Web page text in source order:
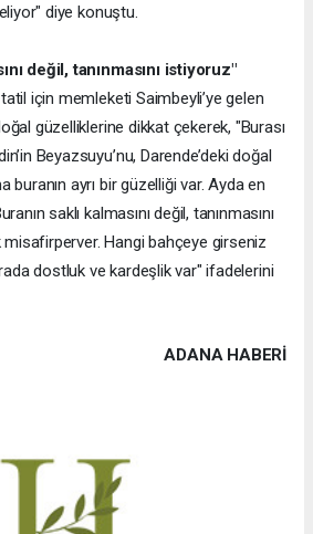
diye konuştu.
değil, tanınmasını istiyoruz"
için memleketi Saimbeyli’ye gelen
güzelliklerine dikkat çekerek, "Burası
Beyazsuyu’nu, Darende’deki doğal
buranın ayrı bir güzelliği var. Ayda en
saklı kalmasını değil, tanınmasını
Hangi bahçeye girseniz
dostluk ve kardeşlik var" ifadelerini
ADANA HABERİ